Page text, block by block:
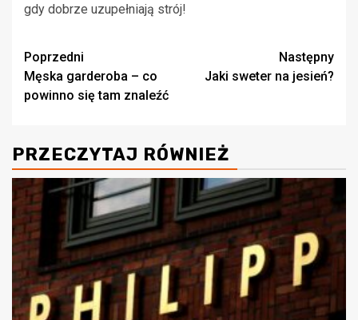
gdy dobrze uzupełniają strój!
Zobacz
wpisy
Poprzedni
Męska garderoba – co
powinno się tam znaleźć
Następny
Jaki sweter na jesień?
PRZECZYTAJ RÓWNIEŻ